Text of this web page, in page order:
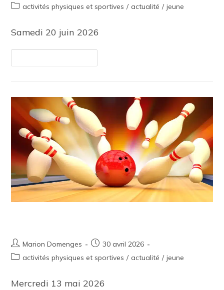
activités physiques et sportives / actualité / jeune
Samedi 20 juin 2026
Marion Domenges
30 avril 2026
activités physiques et sportives / actualité / jeune
Mercredi 13 mai 2026